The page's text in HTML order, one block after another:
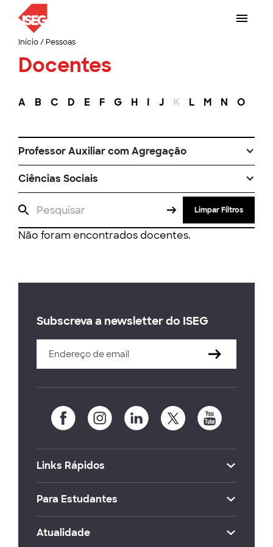
Início/ Pessoas
Docentes
A B C D E F G H I J K L M N O
Professor Auxiliar com Agregação
Ciências Sociais
Limpar Filtros
Não foram encontrados docentes.
Subscreva a newsletter do ISEG
Links Rápidos
Para Estudantes
Atualidade